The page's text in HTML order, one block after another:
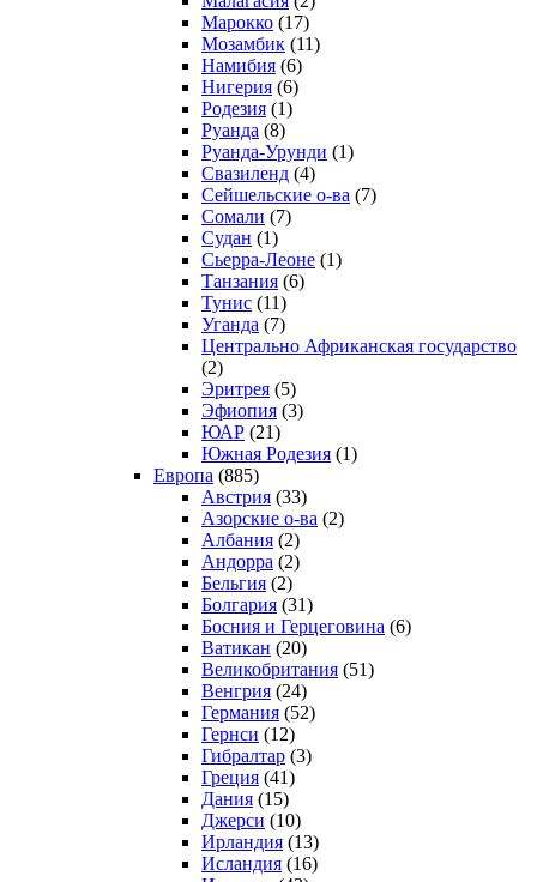
Марокко (17)
Мозамбик (11)
Намибия (6)
Нигерия (6)
Родезия (1)
Руанда (8)
Руанда-Урунди (1)
Свазиленд (4)
Сейшельские о-ва (7)
Сомали (7)
Судан (1)
Сьерра-Леоне (1)
Танзания (6)
Тунис (11)
Уганда (7)
Центрально Африканская государство
(2)
Эритрея (5)
Эфиопия (3)
ЮАР (21)
Южная Родезия (1)
Европа (885)
Австрия (33)
Азорские о-ва (2)
Албания (2)
Андорра (2)
Бельгия (2)
Болгария (31)
Босния и Герцеговина (6)
Ватикан (20)
Великобритания (51)
Венгрия (24)
Германия (52)
Гернси (12)
Гибралтар (3)
Греция (41)
Дания (15)
Джерси (10)
Ирландия (13)
Исландия (16)